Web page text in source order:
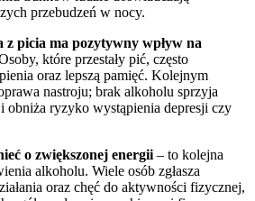
przebudzeń w nocy.
picia ma pozytywny wpływ na
które przestały pić, często
oraz lepszą pamięć. Kolejnym
nastroju; brak alkoholu sprzyja
obniża ryzyko wystąpienia depresji czy
o zwiększonej energii – to kolejna
alkoholu. Wiele osób zgłasza
oraz chęć do aktywności fizycznej,